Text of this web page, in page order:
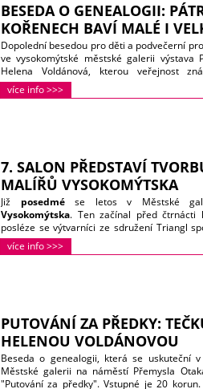
BESEDA O GENEALOGII:
KOŘENECH BAVÍ MALÉ I
Dopolední besedou pro děti a podvečerní
ve vysokomýtské městské galerii výstava
Helena Voldánová, kterou veřejnost
Tajemství rodu, kde vyhledává předky
nadchnout i žáky Základní školy Knířov.
více info >>>
7. SALON PŘEDSTAVÍ
MALÍŘŮ VYSOKOMÝTSKA
Již posedmése letos v Městské
Vysokomýtska. Ten začínal před čtrnácti
posléze se výtvarníci ze sdružení Triangl
tentokrát budou vystavovat
budově soudu na náměstí Přemysla
více info >>>
PUTOVÁNÍ ZA PŘEDKY:
HELENOU VOLDÁNOVOU
Beseda o genealogii, která se uskuteční
Městské galerii na náměstí Přemysla
"Putování za předky". Vstupné je 20